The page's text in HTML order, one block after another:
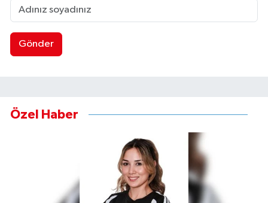
Gönder
Özel Haber